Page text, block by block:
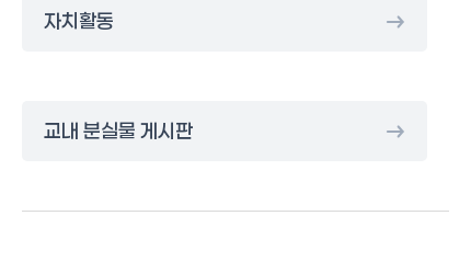
자치활동
교내 분실물 게시판